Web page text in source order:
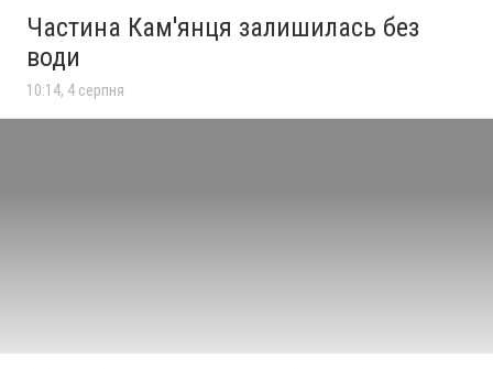
Частина Кам'янця залишилась без
води
10:14, 4 серпня